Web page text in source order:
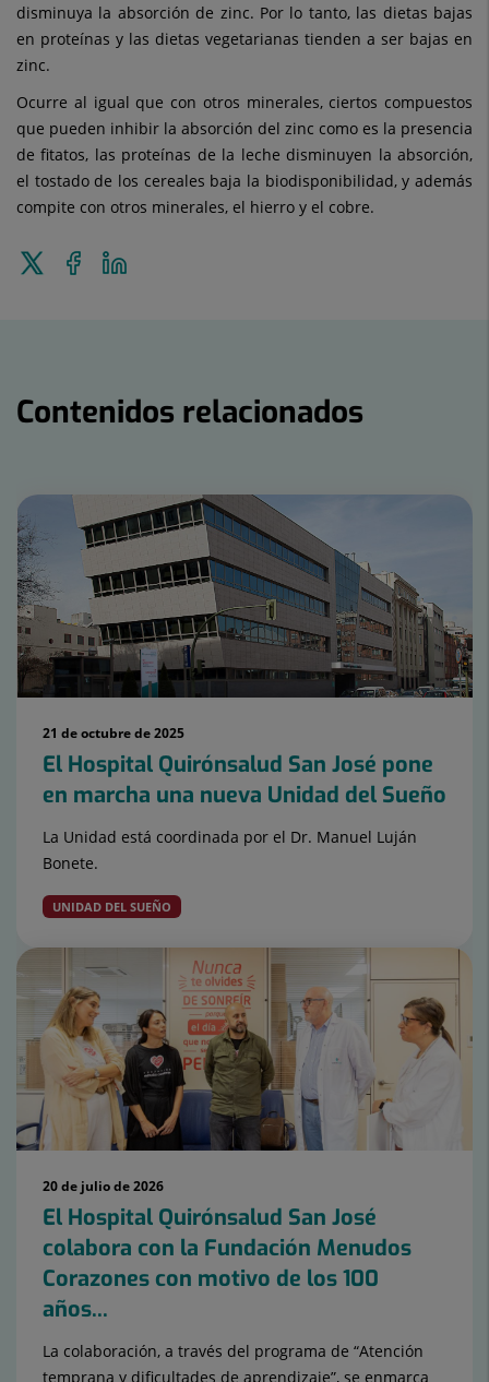
disminuya la absorción de zinc. Por lo tanto, las dietas bajas
en proteínas y las dietas vegetarianas tienden a ser bajas en
zinc.
Ocurre al igual que con otros minerales, ciertos compuestos
que pueden inhibir la absorción del zinc como es la presencia
de fitatos, las proteínas de la leche disminuyen la absorción,
el tostado de los cereales baja la biodisponibilidad, y además
compite con otros minerales, el hierro y el cobre.
Enviar
Compartir
en
Contenidos relacionados
21 de octubre de 2025
El Hospital Quirónsalud San José pone
en marcha una nueva Unidad del Sueño
La Unidad está coordinada por el Dr. Manuel Luján
Bonete.
UNIDAD DEL SUEÑO
20 de julio de 2026
El Hospital Quirónsalud San José
colabora con la Fundación Menudos
Corazones con motivo de los 100
años...
La colaboración, a través del programa de “Atención
temprana y dificultades de aprendizaje”, se enmarca